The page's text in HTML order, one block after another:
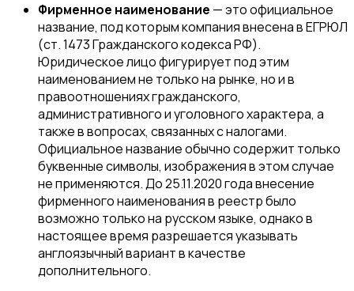
Фирменное наименование — это официальное
название, под которым компания внесена в ЕГРЮЛ
(ст. 1473 Гражданского кодекса РФ).
Юридическое лицо фигурирует под этим
наименованием не только на рынке, но и в
правоотношениях гражданского,
административного и уголовного характера, а
также в вопросах, связанных с налогами.
Официальное название обычно содержит только
буквенные символы, изображения в этом случае
не применяются. До 25.11.2020 года внесение
фирменного наименования в реестр было
возможно только на русском языке, однако в
настоящее время разрешается указывать
англоязычный вариант в качестве
дополнительного.